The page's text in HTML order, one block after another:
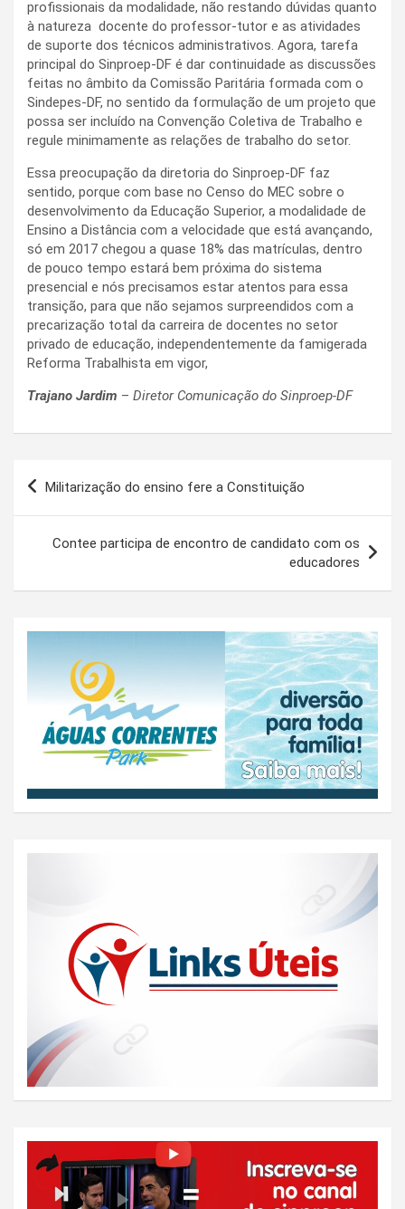
profissionais da modalidade, não restando dúvidas quanto
à natureza docente do professor-tutor e as atividades
de suporte dos técnicos administrativos. Agora, tarefa
principal do Sinproep-DF é dar continuidade as discussões
feitas no âmbito da Comissão Paritária formada com o
Sindepes-DF, no sentido da formulação de um projeto que
possa ser incluído na Convenção Coletiva de Trabalho e
regule minimamente as relações de trabalho do setor.
Essa preocupação da diretoria do Sinproep-DF faz
sentido, porque com base no Censo do MEC sobre o
desenvolvimento da Educação Superior, a modalidade de
Ensino a Distância com a velocidade que está avançando,
só em 2017 chegou a quase 18% das matrículas, dentro
de pouco tempo estará bem próxima do sistema
presencial e nós precisamos estar atentos para essa
transição, para que não sejamos surpreendidos com a
precarização total da carreira de docentes no setor
privado de educação, independentemente da famigerada
Reforma Trabalhista em vigor,
Trajano Jardim – Diretor Comunicação do Sinproep-DF
Navegação
Militarização do ensino fere a Constituição
Contee participa de encontro de candidato com os
educadores